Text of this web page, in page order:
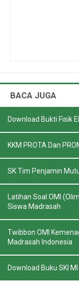
BACA JUGA
Download Bukti Fisik
KKM PROTA Dan
SK Tim Penjamin
Latihan Soal OMI
Siswa Madrasah
Twibbon OMI
Madrasah Indonesia
Download Buku SKI